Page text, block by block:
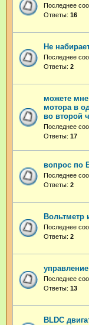
Последнее
Ответы: 16
Не
Последнее
Ответы: 2
можете мне
мотора в
во второй
Последнее
Ответы: 17
вопрос по
Последнее
Ответы: 2
Вольтметр
Последнее
Ответы: 2
Последнее
Ответы: 13
BLDC